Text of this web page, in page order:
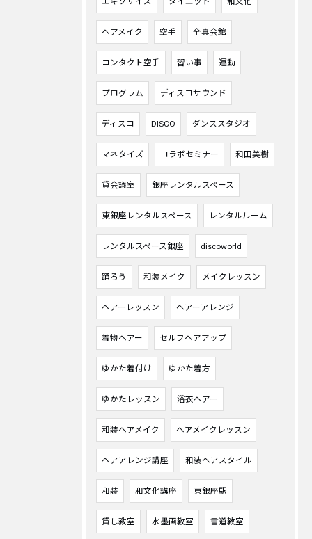
ヘアメイク 空手 全真会館
コンタクト空手 習い事 運動
プログラム ディスコサウンド
ディスコ DISCO ダンススタジオ
マネタイズ コラボセミナー 和田美樹
貸会議室 銀座レンタルスペース
東銀座レンタルスペース レンタルルーム
レンタルスペース銀座 discoworld
踊ろう 和装メイク メイクレッスン
ヘアーレッスン ヘアーアレンジ
着物ヘアー セルフヘアアップ
ゆかた着付け ゆかた着方
ゆかたレッスン 浴衣ヘアー
和装ヘアメイク ヘアメイクレッスン
ヘアアレンジ講座 和装ヘアスタイル
和装 和文化講座 東銀座駅
貸し教室 水墨画教室 書道教室